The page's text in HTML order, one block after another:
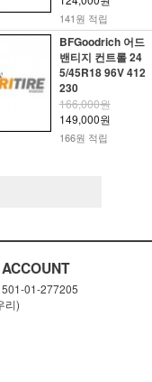
141원 적립
BFGoodrich 어드
밴티지 컨트롤 24
5/45R18 96V 412
230
166,000원
149,000원
166원 적립
01-277205
리)